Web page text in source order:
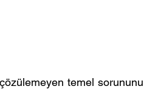
temel sorununu